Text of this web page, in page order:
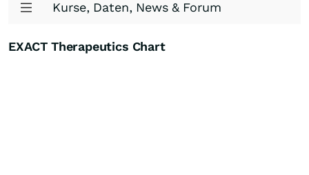
Kurse, Daten, News & Forum
EXACT Therapeutics Chart